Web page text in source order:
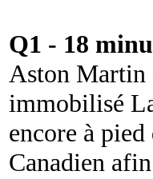
Q1 - 18
Aston Martin
immobilisé
encore à
Canadien